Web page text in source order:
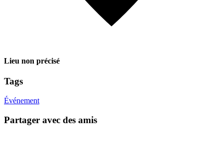
Lieu non précisé
Tags
Événement
Partager avec des amis